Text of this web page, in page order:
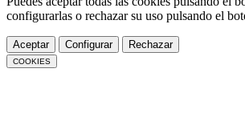
configurarlas o rechazar su uso pulsando el
Aceptar Configurar Rechazar
COOKIES